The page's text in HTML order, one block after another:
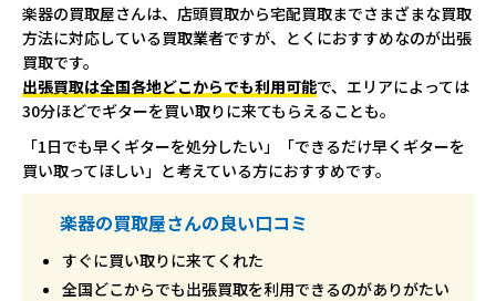
楽器の買取屋さんは、店頭買取から宅配買取までさまざまな買取
方法に対応している買取業者ですが、とくにおすすめなのが出張
買取です。
出張買取は全国各地どこからでも利用可能で、エリアによっては
30分ほどでギターを買い取りに来てもらえることも。
「1日でも早くギターを処分したい」「できるだけ早くギターを
買い取ってほしい」と考えている方におすすめです。
楽器の買取屋さんの良い口コミ
すぐに買い取りに来てくれた
全国どこからでも出張買取を利用できるのがありがたい